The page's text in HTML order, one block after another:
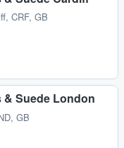
CRF, GB
& Suede London
GB